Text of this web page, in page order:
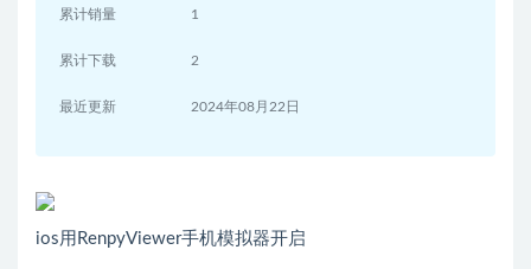
累计销量 1
累计下载 2
最近更新 2024年08月22日
ios用RenpyViewer手机模拟器开启